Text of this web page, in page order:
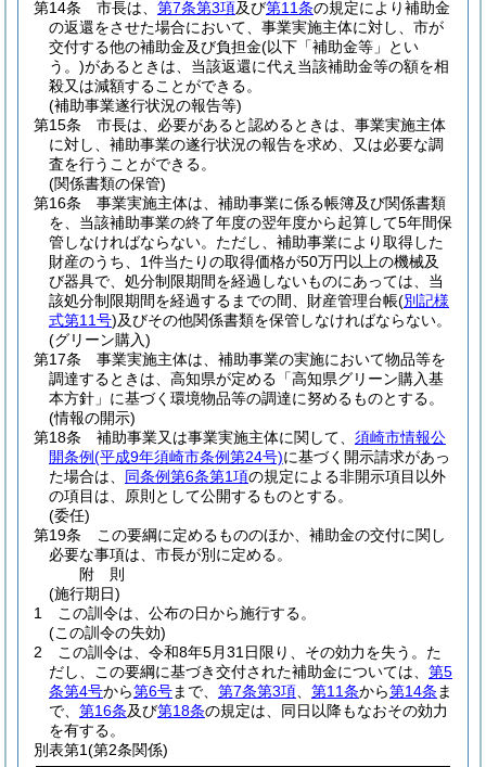
第14条
市長は、 第7条第3項及び第11条の規定により補助金
の返還をさせた場合において、事業実施主体に対し、市が
交付する他の補助金及び負担金(以下「補助金等」とい
う。)があるときは、当該返還に代え当該補助金等の額を相
殺又は減額することができる。
(補助事業遂行状況の報告等)
第15条
市長は、必要があると認めるときは、事業実施主体
に対し、補助事業の遂行状況の報告を求め、又は必要な調
査を行うことができる。
(関係書類の保管)
第16条
事業実施主体は、補助事業に係る帳簿及び関係書類
を、当該補助事業の終了年度の翌年度から起算して5年間保
管しなければならない。 ただし、補助事業により取得した
財産のうち、1件当たりの取得価格が50万円以上の機械及
び器具で、処分制限期間を経過しないものにあっては、当
該処分制限期間を経過するまでの間、財産管理台帳(別記様
式第11号)及びその他関係書類を保管しなければならない。
(グリーン購入)
第17条
事業実施主体は、補助事業の実施において物品等を
調達するときは、高知県が定める「高知県グリーン購入基
本方針」に基づく環境物品等の調達に努めるものとする。
(情報の開示)
第18条
補助事業又は事業実施主体に関して、 須崎市情報公
開条例(平成9年須崎市条例第24号)に基づく開示請求があっ
た場合は、 同条例第6条第1項の規定による非開示項目以外
の項目は、原則として公開するものとする。
(委任)
第19条
この要綱に定めるもののほか、補助金の交付に関し
必要な事項は、市長が別に定める。
附 則
(施行期日)
1
この訓令は、公布の日から施行する。
(この訓令の失効)
2
この訓令は、令和8年5月31日限り、その効力を失う。 た
だし、この要綱に基づき交付された補助金については、 第5
条第4号から第6号まで、 第7条第3項 第11条から第14条 ま
で、 第16条及び第18条の規定は、同日以降もなおその効力
を有する。
別表第1(第2条関係)